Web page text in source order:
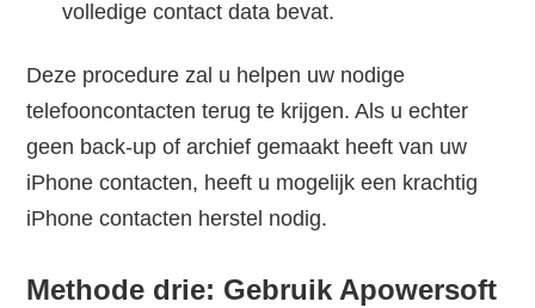
volledige contact data bevat.
Deze procedure zal u helpen uw nodige
telefooncontacten terug te krijgen. Als u echter
geen back-up of archief gemaakt heeft van uw
iPhone contacten, heeft u mogelijk een krachtig
iPhone contacten herstel nodig.
Methode drie: Gebruik Apowersoft